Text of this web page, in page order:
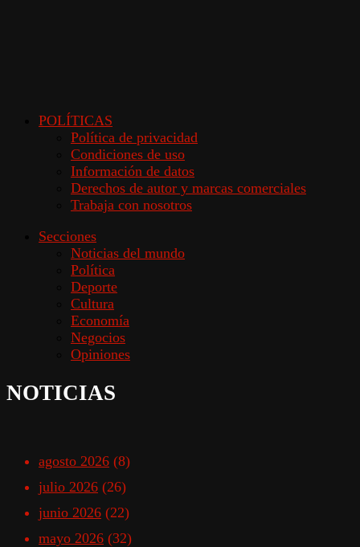
POLÍTICAS
Política de privacidad
Condiciones de uso
Información de datos
Derechos de autor y marcas comerciales
Trabaja con nosotros
Secciones
Noticias del mundo
Política
Deporte
Cultura
Economía
Negocios
Opiniones
NOTICIAS
agosto 2026 (8)
julio 2026 (26)
junio 2026 (22)
mayo 2026 (32)